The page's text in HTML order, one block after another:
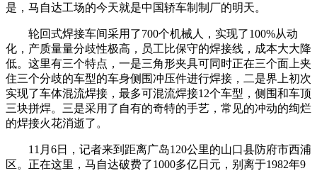
是，马自达工场的今天就是中国轿车制制厂的明天。
轮回式焊接车间采用了700个机械人，实现了100%从动
化，产质量量分歧性极高，员工比保守的焊接线，成本大大降
低。这里有三个特点，一是三角形夹具可同时正在三个面上夹
住三个分歧的车型的车身侧围冲压件进行焊接，二是界上初次
实现了车体混流焊接，最多可混流焊接12个车型，侧围和车顶
三块拼焊。三是采用了自有的奇特的手艺，常见的冲动的绚烂
的焊接火花消逝了。
11月6日，记者来到距离广岛120公里的山口县防府市西浦
区。正在这里，马自达破费了1000多亿日元，别离于1982年9